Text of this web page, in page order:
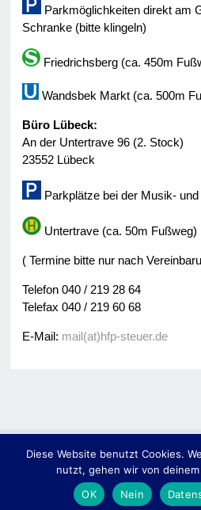
Parkmöglichkeiten direkt am
Schranke (bitte klingeln)
Friedrichsberg (ca. 450m
Wandsbek Markt (ca. 500m
Büro Lübeck:
An der Untertrave 96 (2. Stock)
23552 Lübeck
Parkplätze bei der Musik-
Untertrave (ca. 50m Fußweg)
( Termine bitte nur nach
Telefon 040 / 219 28 64
Telefax 040 / 219 60 68
E-Mail: mail(at)hfp-steuer.de
© 2014Hassler • Fülscher &
Impressum Kontakt
Diese Website benutzt Cookies.
nutzt, gehen wir von
OK
Nein